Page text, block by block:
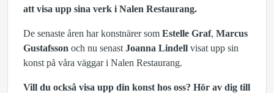
att visa upp sina verk i Nalen Restaurang.
De senaste åren har konstnärer som ­ Estelle Graf,­ Marcus
Gustafsson och nu senast Joanna ­Lindell ­visat upp sin
konst på våra väggar i Nalen Restaurang.
Vill du också visa upp din konst hos oss? Hör av dig till